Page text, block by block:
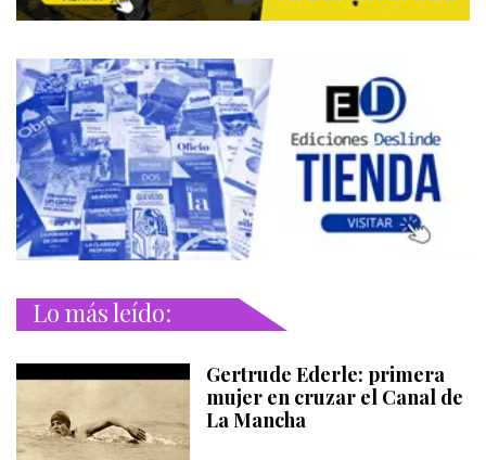
Lo más leído:
Gertrude Ederle: primera
mujer en cruzar el Canal de
La Mancha